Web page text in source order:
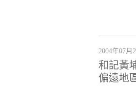
2004年07月
和記黃
偏遠地